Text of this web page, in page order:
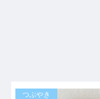
つぶやき